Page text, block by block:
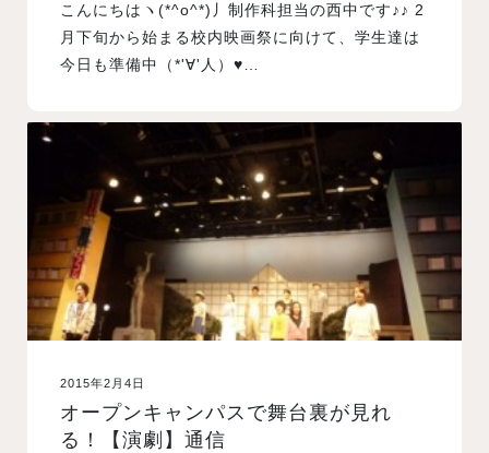
こんにちはヽ(*^o^*)丿制作科担当の西中です♪♪ 2
月下旬から始まる校内映画祭に向けて、学生達は
今日も準備中（*'∀'人）♥…
2015年2月4日
オープンキャンパスで舞台裏が見れ
る！【演劇】通信